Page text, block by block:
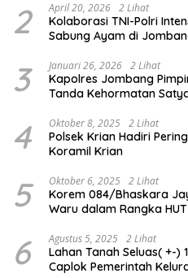
2 April 20, 2026 2 Lihat
Kolaborasi TNI-Polri
Sabung Ayam di
3 Januari 26, 2026 2 Lihat
Kapolres Jombang
Tanda Kehormatan
4 Oktober 8, 2025 2 Lihat
Polsek Krian Hadiri
Koramil Krian
5 Oktober 6, 2025 2 Lihat
Korem 084/Bhaskara
6 Agustus 5, 2025 2 Lihat
Lahan Tanah Seluas( +-)
Caplok Pemerintah